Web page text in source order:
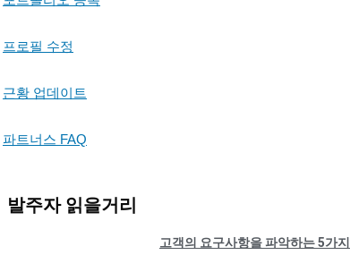
프로필 수정
근황 업데이트
파트너스 FAQ
발주자 읽을거리
고객의 요구사항을 파악하는 5가